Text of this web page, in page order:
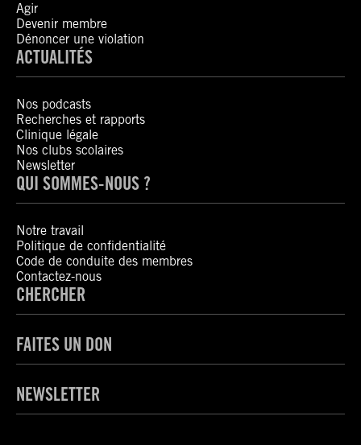
Agir
Devenir membre
Dénoncer une violation
ACTUALITÉS
Nos podcasts
Recherches et rapports
Clinique légale
Nos clubs scolaires
Newsletter
QUI SOMMES-NOUS ?
Notre travail
Politique de confidentialité
Code de conduite des membres
Contactez-nous
CHERCHER
FAITES UN DON
NEWSLETTER